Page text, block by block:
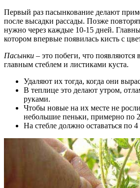
Первый раз пасынкование делают
после высадки рассады. Позже
нужно через каждые 10-15 дней.
котором впервые появилась кисть с
Пасынки – это побеги, что
главным стеблем и листиками куста.
Удаляют их тогда, когда они
В теплице это делают утром,
руками.
Чтобы новые на их месте не
небольшие пеньки, примерно по
На стебле должно оставаться по